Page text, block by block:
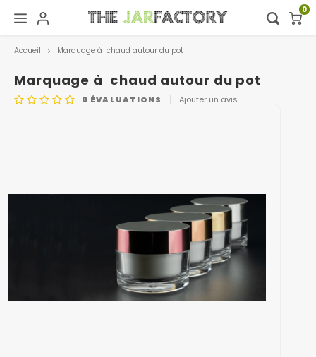
Hoofdmenu / digital showroom
Digital showroom
Langue
0
Accueil Marquage à chaud autour du pot
Marquage à chaud autour du pot
0 ÉVALUATIONS Ajouter un avis